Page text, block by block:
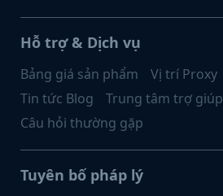
Hỗ trợ & Dịch vụ
Bảng giá sản phẩm Vị trí Proxy
Tin tức Blog
Trung tâm trợ giúp
Câu hỏi thường gặp
Tuyên bố pháp lý